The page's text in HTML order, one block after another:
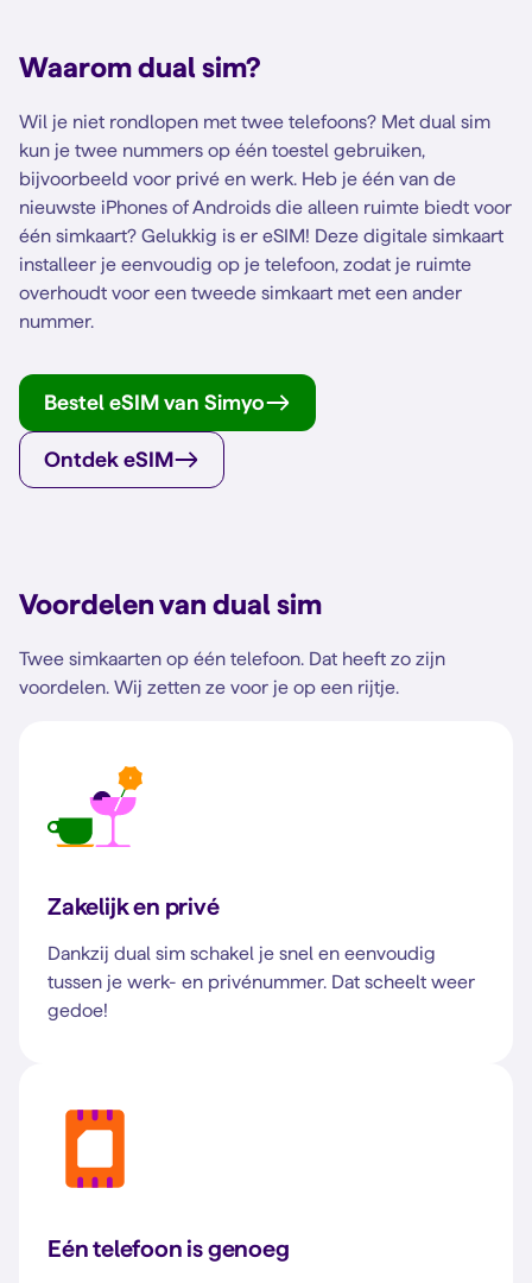
Waarom dual sim?
Wil je niet rondlopen met twee telefoons? Met dual sim
kun je twee nummers op één toestel gebruiken,
bijvoorbeeld voor privé en werk. Heb je één van de
nieuwste iPhones of Androids die alleen ruimte biedt voor
één simkaart? Gelukkig is er eSIM! Deze digitale simkaart
installeer je eenvoudig op je telefoon, zodat je ruimte
overhoudt voor een tweede simkaart met een ander
nummer.
Bestel eSIM van Simyo
Ontdek eSIM
Voordelen van dual sim
Twee simkaarten op één telefoon. Dat heeft zo zijn
voordelen. Wij zetten ze voor je op een rijtje.
Zakelijk en privé
Dankzij dual sim schakel je snel en eenvoudig
tussen je werk- en privénummer. Dat scheelt weer
gedoe!
Eén telefoon is genoeg